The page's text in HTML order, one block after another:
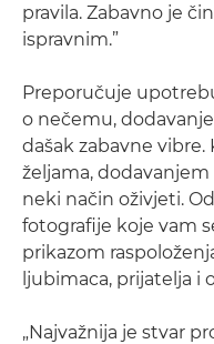
pravila. Zabavno je
ispravnim.”
Preporučuje
o nečemu,
dašak zabavne
željama,
neki način oživjeti.
fotografije koje vam
prikazom
ljubimaca, prijatelja i
„Najvažnija je stvar